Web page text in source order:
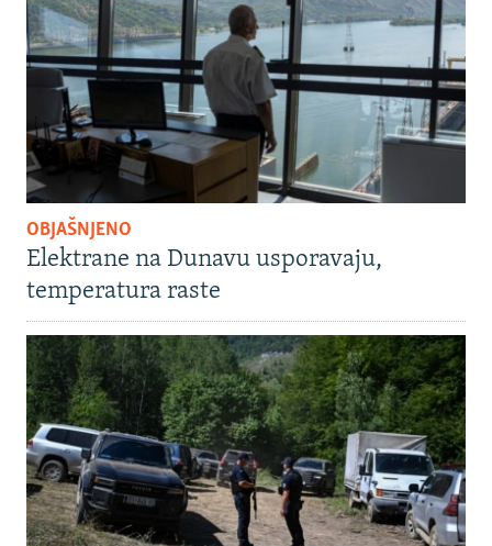
OBJAŠNJENO
Elektrane na Dunavu usporavaju,
temperatura raste